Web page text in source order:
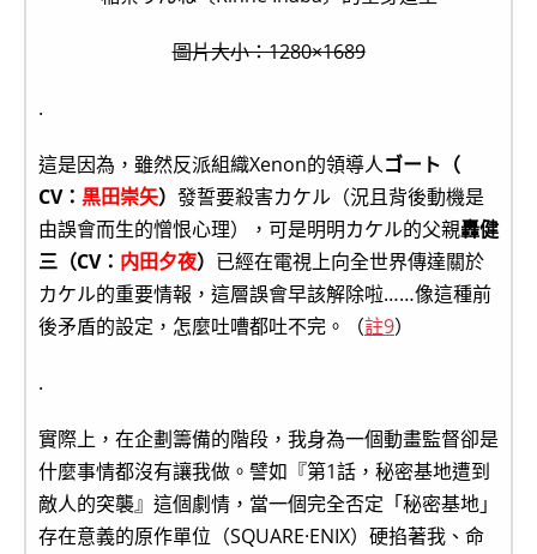
圖片大小：1280×1689
.
這是因為，雖然反派組織Xenon的領導人ゴート（
CV： 黒田崇矢） 發誓要殺害カケル（況且背後動機是
由誤會而生的憎恨心理），可是明明カケル的父親轟健
三（CV： 内田夕夜） 已經在電視上向全世界傳達關於
カケル的重要情報，這層誤會早該解除啦……像這種前
後矛盾的設定，怎麼吐嘈都吐不完。（註9）
.
實際上，在企劃籌備的階段，我身為一個動畫監督卻是
什麼事情都沒有讓我做。譬如『第1話，秘密基地遭到
敵人的突襲』這個劇情，當一個完全否定「秘密基地」
存在意義的原作單位（SQUARE·ENIX）硬掐著我、命